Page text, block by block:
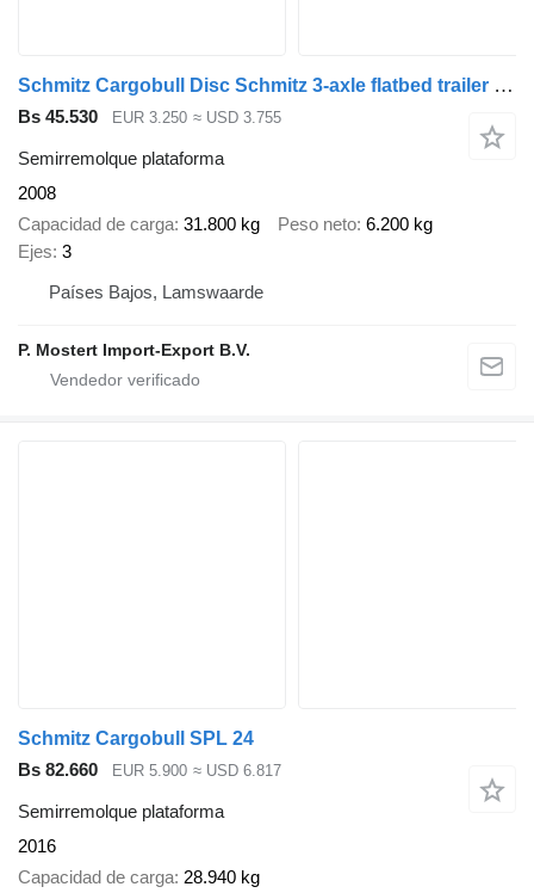
Schmitz Cargobull Disc Schmitz 3-axle flatbed trailer - Schmitz axles - Disc brake
Bs 45.530 EUR 3.250 ≈ USD 3.755
Semirremolque plataforma
2008
Capacidad de carga 31.800 kg Peso neto 6.200 kg
Ejes 3
Países Bajos, Lamswaarde
P. Mostert Import-Export B.V.
Schmitz Cargobull SPL 24
Bs 82.660
EUR 5.900 ≈ USD 6.817
Semirremolque plataforma
2016
Capacidad de carga 28.940 kg